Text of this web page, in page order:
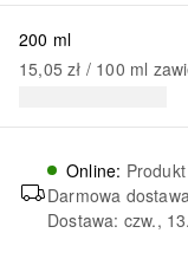
200 ml
15,05 zł / 100 ml
Online:
Darmowa dostawa
Dostawa: czw.,